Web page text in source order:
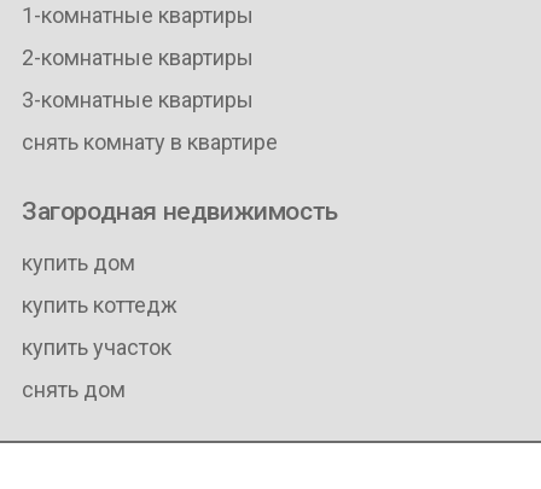
1-комнатные квартиры
2-комнатные квартиры
3-комнатные квартиры
снять комнату в квартире
Загородная недвижимость
купить дом
купить коттедж
купить участок
снять дом